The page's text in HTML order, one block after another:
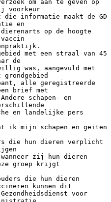
om aan te geven op
voorkeur
die informatie maakt de GD
en
op de hoogte
met een straal van 45
de
was, aangevuld met
alle geregistreerde
brief met
schapen- en
en landelijke pers
ik mijn schapen en geiten
die hun dieren verplicht
wanneer zij hun dieren
groep krijgt
die hun dieren
kunnen dit
voor